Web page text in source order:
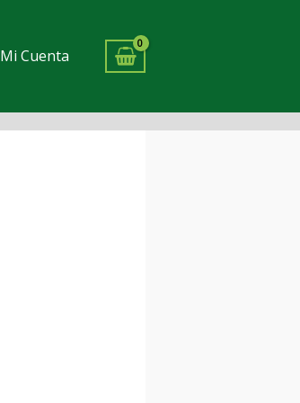
Mi Cuenta